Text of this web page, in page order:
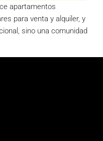
apartamentos
para venta y alquiler, y
sino una comunidad